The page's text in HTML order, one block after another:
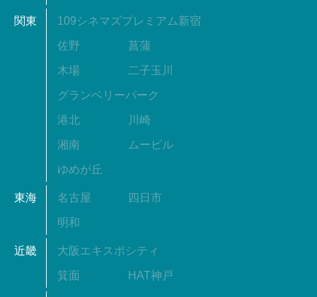
関東 109シネマズプレミアム新宿
佐野 菖蒲
木場 二子玉川
グランベリーパーク
港北 川崎
湘南 ムービル
ゆめが丘
東海 名古屋 四日市
明和
近畿 大阪エキスポシティ
箕面 HAT神戸